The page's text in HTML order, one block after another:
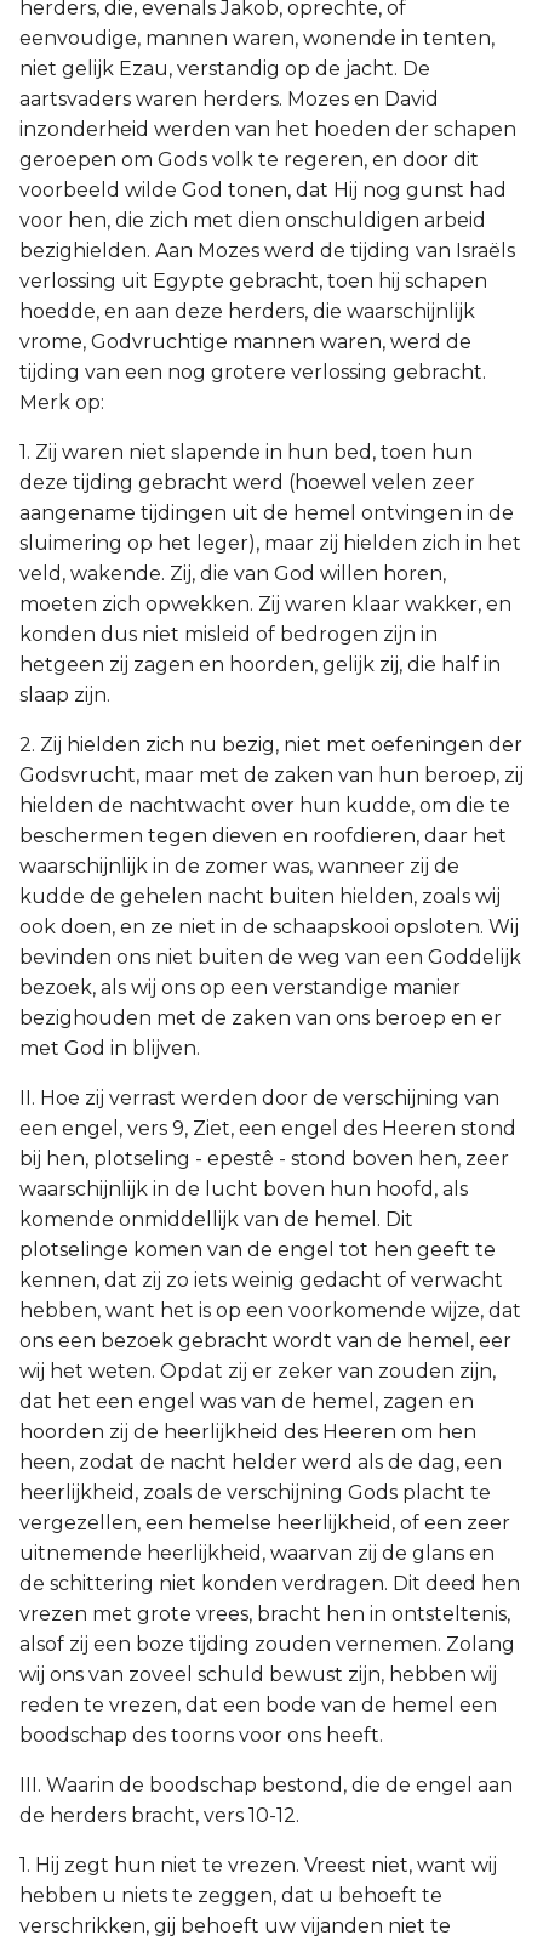
herders, die, evenals Jakob, oprechte, of
eenvoudige, mannen waren, wonende in tenten,
niet gelijk Ezau, verstandig op de jacht. De
aartsvaders waren herders. Mozes en David
inzonderheid werden van het hoeden der schapen
geroepen om Gods volk te regeren, en door dit
voorbeeld wilde God tonen, dat Hij nog gunst had
voor hen, die zich met dien onschuldigen arbeid
bezighielden. Aan Mozes werd de tijding van Israëls
verlossing uit Egypte gebracht, toen hij schapen
hoedde, en aan deze herders, die waarschijnlijk
vrome, Godvruchtige mannen waren, werd de
tijding van een nog grotere verlossing gebracht.
Merk op:
1. Zij waren niet slapende in hun bed, toen hun
deze tijding gebracht werd (hoewel velen zeer
aangename tijdingen uit de hemel ontvingen in de
sluimering op het leger), maar zij hielden zich in het
veld, wakende. Zij, die van God willen horen,
moeten zich opwekken. Zij waren klaar wakker, en
konden dus niet misleid of bedrogen zijn in
hetgeen zij zagen en hoorden, gelijk zij, die half in
slaap zijn.
2. Zij hielden zich nu bezig, niet met oefeningen der
Godsvrucht, maar met de zaken van hun beroep, zij
hielden de nachtwacht over hun kudde, om die te
beschermen tegen dieven en roofdieren, daar het
waarschijnlijk in de zomer was, wanneer zij de
kudde de gehelen nacht buiten hielden, zoals wij
ook doen, en ze niet in de schaapskooi opsloten. Wij
bevinden ons niet buiten de weg van een Goddelijk
bezoek, als wij ons op een verstandige manier
bezighouden met de zaken van ons beroep en er
met God in blijven.
II. Hoe zij verrast werden door de verschijning van
een engel, vers 9, Ziet, een engel des Heeren stond
bij hen, plotseling - epestê - stond boven hen, zeer
waarschijnlijk in de lucht boven hun hoofd, als
komende onmiddellijk van de hemel. Dit
plotselinge komen van de engel tot hen geeft te
kennen, dat zij zo iets weinig gedacht of verwacht
hebben, want het is op een voorkomende wijze, dat
ons een bezoek gebracht wordt van de hemel, eer
wij het weten. Opdat zij er zeker van zouden zijn,
dat het een engel was van de hemel, zagen en
hoorden zij de heerlijkheid des Heeren om hen
heen, zodat de nacht helder werd als de dag, een
heerlijkheid, zoals de verschijning Gods placht te
vergezellen, een hemelse heerlijkheid, of een zeer
uitnemende heerlijkheid, waarvan zij de glans en
de schittering niet konden verdragen. Dit deed hen
vrezen met grote vrees, bracht hen in ontsteltenis,
alsof zij een boze tijding zouden vernemen. Zolang
wij ons van zoveel schuld bewust zijn, hebben wij
reden te vrezen, dat een bode van de hemel een
boodschap des toorns voor ons heeft.
III. Waarin de boodschap bestond, die de engel aan
de herders bracht, vers 10-12.
1. Hij zegt hun niet te vrezen. Vreest niet, want wij
hebben u niets te zeggen, dat u behoeft te
verschrikken, gij behoeft uw vijanden niet te